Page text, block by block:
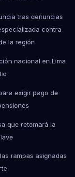
tras denuncias
contra
la región
nacional en Lima
exigir pago de
que retomará la
rampas asignadas